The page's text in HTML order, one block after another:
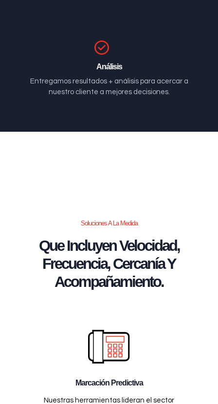
Análisis
Entregamos resultados + análisis para acercar a
nuestro cliente a mejores decisiones.
Soluciones A La Medida
Que Incluyen Velocidad,
Frecuencia, Cercanía Y
Acompañamiento.
Marcación Predictiva
Nuestras herramientas lideran el sector